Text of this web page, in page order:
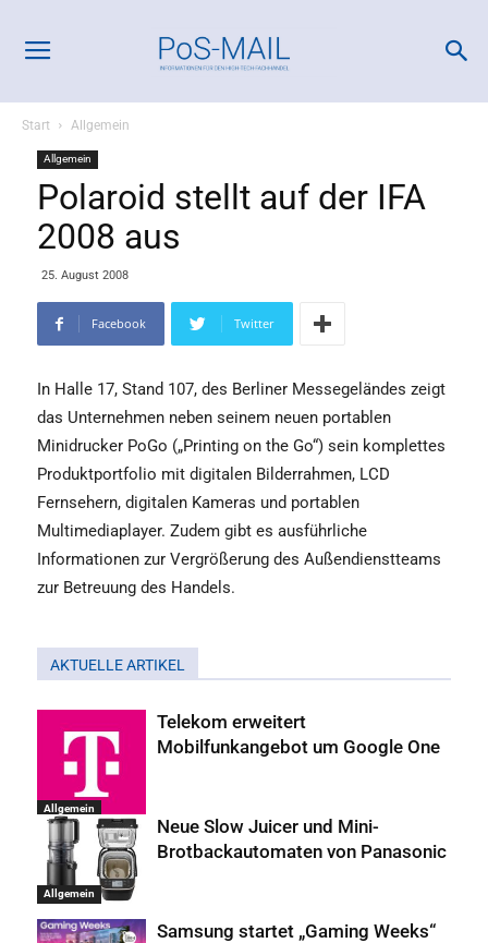
Start Allgemein
Allgemein
Polaroid stellt auf der IFA
2008 aus
25. August 2008
Facebook Twitter
In Halle 17, Stand 107, des Berliner Messegeländes zeigt
das Unternehmen neben seinem neuen portablen
Minidrucker PoGo („Printing on the Go“) sein komplettes
Produktportfolio mit digitalen Bilderrahmen, LCD
Fernsehern, digitalen Kameras und portablen
Multimediaplayer. Zudem gibt es ausführliche
Informationen zur Vergrößerung des Außendienstteams
zur Betreuung des Handels.
AKTUELLE ARTIKEL
Allgemein
Telekom erweitert
Mobilfunkangebot um Google One
Allgemein
Neue Slow Juicer und Mini-
Brotbackautomaten von Panasonic
Samsung startet „Gaming Weeks“